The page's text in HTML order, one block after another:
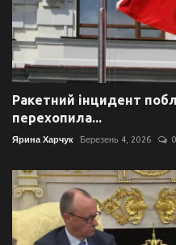
Ракетний інцидент
перехопила...
Ярина Харчук Березень 4, 2026 0